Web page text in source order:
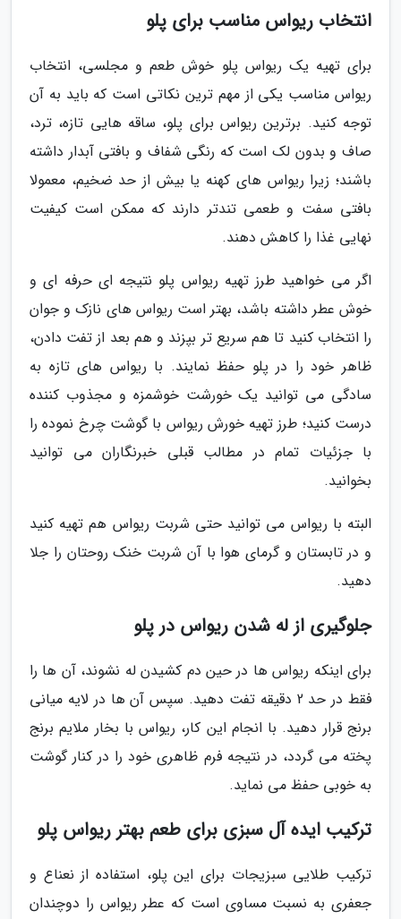
انتخاب ریواس مناسب برای پلو
برای تهیه یک ریواس پلو خوش طعم و مجلسی، انتخاب
ریواس مناسب یکی از مهم ترین نکاتی است که باید به آن
توجه کنید. برترین ریواس برای پلو، ساقه هایی تازه، ترد،
صاف و بدون لک است که رنگی شفاف و بافتی آبدار داشته
باشند؛ زیرا ریواس های کهنه یا بیش از حد ضخیم، معمولا
بافتی سفت و طعمی تندتر دارند که ممکن است کیفیت
نهایی غذا را کاهش دهند.
اگر می خواهید طرز تهیه ریواس پلو نتیجه ای حرفه ای و
خوش عطر داشته باشد، بهتر است ریواس های نازک و جوان
را انتخاب کنید تا هم سریع تر بپزند و هم بعد از تفت دادن،
ظاهر خود را در پلو حفظ نمایند. با ریواس های تازه به
سادگی می توانید یک خورشت خوشمزه و مجذوب کننده
درست کنید؛ طرز تهیه خورش ریواس با گوشت چرخ نموده را
با جزئیات تمام در مطالب قبلی خبرنگاران می توانید
بخوانید.
البته با ریواس می توانید حتی شربت ریواس هم تهیه کنید
و در تابستان و گرمای هوا با آن شربت خنک روحتان را جلا
دهید.
جلوگیری از له شدن ریواس در پلو
برای اینکه ریواس ها در حین دم کشیدن له نشوند، آن ها را
فقط در حد 2 دقیقه تفت دهید. سپس آن ها در لایه میانی
برنج قرار دهید. با انجام این کار، ریواس با بخار ملایم برنج
پخته می گردد، در نتیجه فرم ظاهری خود را در کنار گوشت
به خوبی حفظ می نماید.
ترکیب ایده آل سبزی برای طعم بهتر ریواس پلو
ترکیب طلایی سبزیجات برای این پلو، استفاده از نعناع و
جعفری به نسبت مساوی است که عطر ریواس را دوچندان